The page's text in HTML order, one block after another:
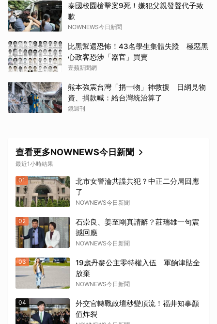
泰國校園槍擊案9死！嫌犯父親發聲代子致
歉
NOWNEWS今日新聞
比黑幫還恐怖！43名學生集體失蹤 極惡黑
心政客恐涉「器官」買賣
壹蘋新聞網
熊本強震台灣「捐一物」神救援 日網見物
資、捐款喊：給台灣統治算了
鏡週刊
查看更多NOWNEWS今日新聞
最近1小時結果
01
北市女警淪共諜共犯？中正二分局回應
了
NOWNEWS今日新聞
02
石崇良、姜至剛真請辭？莊瑞雄一句震
撼回應
NOWNEWS今日新聞
03
19歲丹麥公主零特權入伍 軍餉津貼全
放棄
NOWNEWS今日新聞
04
外交官轉戰政壇秒變頂流！福井知事顏
值炸裂